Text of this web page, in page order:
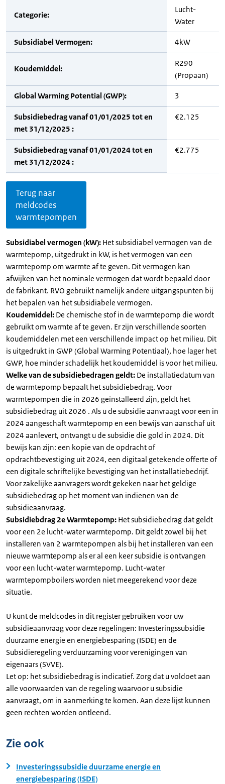
Categorie:
Lucht-
Water
Subsidiabel Vermogen: 4kW
Koudemiddel:
R290
(Propaan)
Global Warming Potential (GWP): 3
Subsidiebedrag vanaf 01/01/2025 tot en
met 31/12/2025 :
€2.125
Subsidiebedrag vanaf 01/01/2024 tot en
met 31/12/2024 :
€2.775
Terug naar
meldcodes
warmtepompen
Subsidiabel vermogen (kW): Het subsidiabel vermogen van de
warmtepomp, uitgedrukt in kW, is het vermogen van een
warmtepomp om warmte af te geven. Dit vermogen kan
afwijken van het nominale vermogen dat wordt bepaald door
de fabrikant. RVO gebruikt namelijk andere uitgangspunten bij
het bepalen van het subsidiabele vermogen.
Koudemiddel: De chemische stof in de warmtepomp die wordt
gebruikt om warmte af te geven. Er zijn verschillende soorten
koudemiddelen met een verschillende impact op het milieu. Dit
is uitgedrukt in GWP (Global Warming Potentiaal), hoe lager het
GWP, hoe minder schadelijk het koudemiddel is voor het milieu.
Welke van de subsidiebedragen geldt: De installatiedatum van
de warmtepomp bepaalt het subsidiebedrag. Voor
warmtepompen die in 2026 geïnstalleerd zijn, geldt het
subsidiebedrag uit 2026 . Als u de subsidie aanvraagt voor een in
2024 aangeschaft warmtepomp en een bewijs van aanschaf uit
2024 aanlevert, ontvangt u de subsidie die gold in 2024. Dit
bewijs kan zijn: een kopie van de opdracht of
opdrachtbevestiging uit 2024, een digitaal getekende offerte of
een digitale schriftelijke bevestiging van het installatiebedrijf.
Voor zakelijke aanvragers wordt gekeken naar het geldige
subsidiebedrag op het moment van indienen van de
subsidieaanvraag.
Subsidiebdrag 2e Warmtepomp: Het subsidiebedrag dat geldt
voor een 2e lucht-water warmtepomp. Dit geldt zowel bij het
installeren van 2 warmtepompen als bij het installeren van een
nieuwe warmtepomp als er al een keer subsidie is ontvangen
voor een lucht-water warmtepomp. Lucht-water
warmtepompboilers worden niet meegerekend voor deze
situatie.
U kunt de meldcodes in dit register gebruiken voor uw
subsidieaanvraag voor deze regelingen: Investeringssubsidie
duurzame energie en energiebesparing (ISDE) en de
Subsidieregeling verduurzaming voor verenigingen van
eigenaars (SVVE).
Let op: het subsidiebedrag is indicatief. Zorg dat u voldoet aan
alle voorwaarden van de regeling waarvoor u subsidie
aanvraagt, om in aanmerking te komen. Aan deze lijst kunnen
geen rechten worden ontleend.
Zie ook
Investeringssubsidie duurzame energie en
energiebesparing (ISDE)